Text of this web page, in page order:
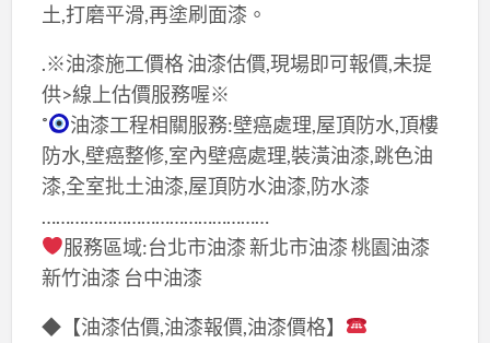
土,打磨平滑,再塗刷面漆。
.※油漆施工價格 油漆估價,現場即可報價,未提
供>線上估價服務喔※
˚
油漆工程相關服務:壁癌處理,屋頂防水,頂樓
防水,壁癌整修,室內壁癌處理,裝潢油漆,跳色油
漆,全室批土油漆,屋頂防水油漆,防水漆
…………………………………………
服務區域:台北市油漆 新北市油漆 桃園油漆
新竹油漆 台中油漆
◆【油漆估價,油漆報價,油漆價格】